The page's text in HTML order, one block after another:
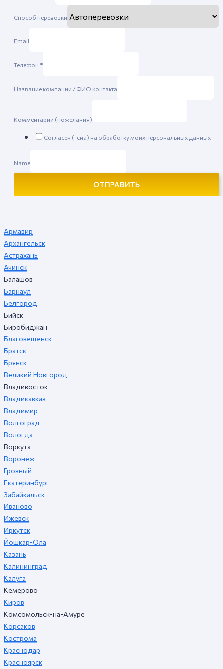
Армавир
Архангельск
Астрахань
Ачинск
Балашов
Барнаул
Белгород
Бийск
Биробиджан
Благовещенск
Братск
Брянск
Великий Новгород
Владивосток
Владикавказ
Владимир
Волгоград
Вологда
Воркута
Воронеж
Грозный
Екатеринбург
Забайкальск
Иваново
Ижевск
Иркутск
Йошкар-Ола
Казань
Калининград
Калуга
Кемерово
Киров
Комсомольск-на-Амуре
Корсаков
Кострома
Краснодар
Красноярск
Способ перевозки
Email
Телефон *
Название компании / ФИО контакта
Комментарии (пожелания)
Согласен (-сна) на обработку моих персональных данных
Name
ОТПРАВИТЬ